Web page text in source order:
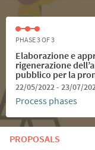
PHASE 3 OF 3
Elaborazione e
rigenerazione
pubblico per la
22/05/2022 - 23/07/
Process phases
PROPOSALS